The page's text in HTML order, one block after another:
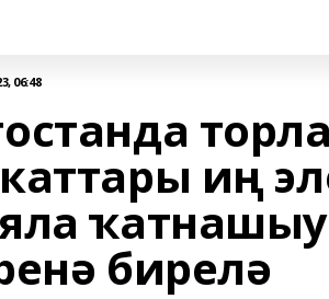
06:48
иң
бирелә